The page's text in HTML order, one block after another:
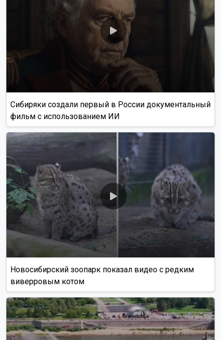
Сибиряки создали первый в России документальный
фильм с использованием ИИ
Новосибирский зоопарк показал видео с редким
виверровым котом